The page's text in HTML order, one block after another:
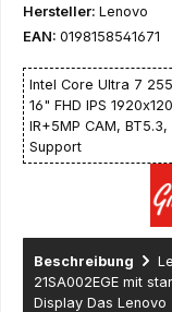
Hersteller: Lenovo
EAN: 0198158541671
Intel Core Ultra 7
16" FHD IPS
IR+5MP CAM,
Support
Beschreibung
21SA002EGE mit
Display Das Lenovo